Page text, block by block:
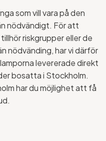
som vill vara på den
nödvändigt. För att
riskgrupper eller de
nödvänding, har vi därför
levererade direkt
bosatta i Stockholm.
har du möjlighet att få